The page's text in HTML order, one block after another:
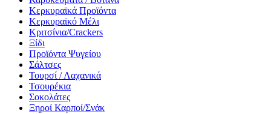
Κερκυραϊκά Προϊόντα
Κερκυραϊκό Μέλι
Κριτσίνια/Crackers
Ξίδι
Προϊόντα Ψυγείου
Σάλτσες
Τουρσί / Λαχανικά
Τσουρέκια
Σοκολάτες
Ξηροί Καρποί/Σνάκ